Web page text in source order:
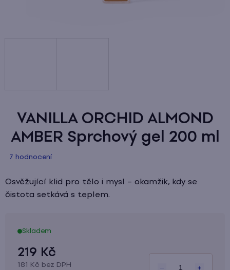
VANILLA ORCHID ALMOND
AMBER Sprchový gel 200 ml
Průměrné
produktu
je
hvězdiček.
7 hodnocení
Osvěžující klid pro tělo i mysl – okamžik, kdy se
čistota setkává s teplem.
219 Kč
181 Kč bez DPH
Skladem